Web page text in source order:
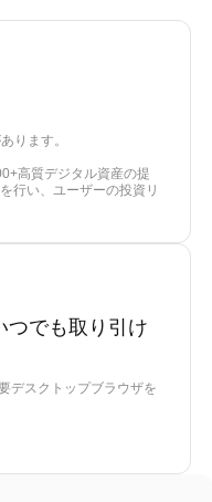
ります。
高質デジタル資産の提
行い、ユーザーの投資リ
つでも取り引け
デスクトップブラウザを